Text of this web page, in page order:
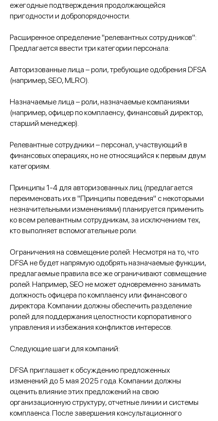
ежегодные подтверждения продолжающейся
пригодности и добропорядочности.​
Расширенное определение "релевантных сотрудников":
Предлагается ввести три категории персонала:​
Авторизованные лица – роли, требующие одобрения DFSA
(например, SEO, MLRO).​
Назначаемые лица – роли, назначаемые компаниями
(например, офицер по комплаенсу, финансовый директор,
старший менеджер).​
Релевантные сотрудники – персонал, участвующий в
финансовых операциях, но не относящийся к первым двум
категориям.​
Принципы 1-4 для авторизованных лиц (предлагается
переименовать их в "Принципы поведения" с некоторыми
незначительными изменениями) планируется применить
ко всем релевантным сотрудникам, за исключением тех,
кто выполняет вспомогательные роли.
Ограничения на совмещение ролей: Несмотря на то, что
DFSA не будет напрямую одобрять назначаемые функции,
предлагаемые правила все же ограничивают совмещение
ролей. Например, SEO не может одновременно занимать
должность офицера по комплаенсу или финансового
директора. Компании должны обеспечить разделение
ролей для поддержания целостности корпоративного
управления и избежания конфликтов интересов.​
Следующие шаги для компаний:
DFSA приглашает к обсуждению предложенных
изменений до 5 мая 2025 года. Компании должны
оценить влияние этих предложений на свою
организационную структуру, отчетные линии и системы
комплаенса. После завершения консультационного